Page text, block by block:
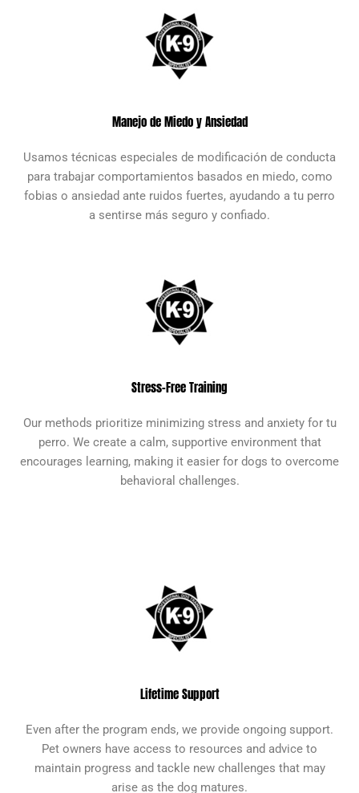
Manejo de Miedo y Ansiedad
Usamos técnicas especiales de modificación de conducta
para trabajar comportamientos basados en miedo, como
fobias o ansiedad ante ruidos fuertes, ayudando a tu perro
a sentirse más seguro y confiado.
Stress-Free Training
Our methods prioritize minimizing stress and anxiety for tu
perro. We create a calm, supportive environment that
encourages learning, making it easier for dogs to overcome
behavioral challenges.
Lifetime Support
Even after the program ends, we provide ongoing support.
Pet owners have access to resources and advice to
maintain progress and tackle new challenges that may
arise as the dog matures.